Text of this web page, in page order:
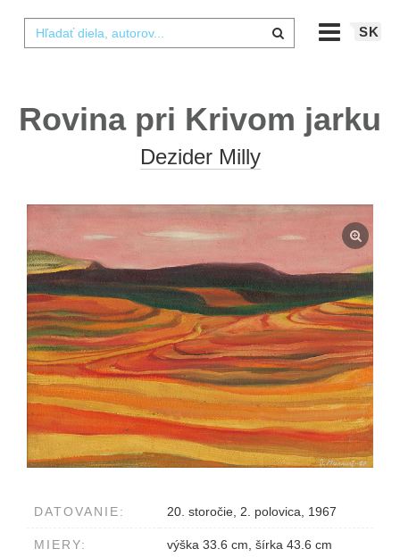
SK
Rovina pri Krivom jarku
Dezider Milly
DATOVANIE: 20. storočie, 2. polovica, 1967
MIERY: výška 33.6 cm, šírka 43.6 cm